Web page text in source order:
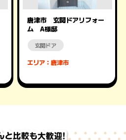
唐津市 玄関ドアリフォー
ム A様邸
玄関ドア
エリア：唐津市